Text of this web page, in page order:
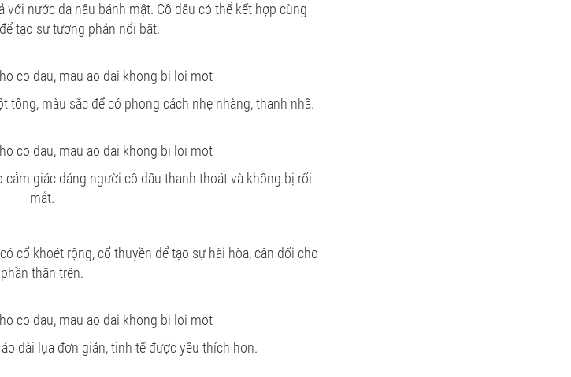
với nước da nâu bánh mật. Cô dâu có thể kết hợp cùng
tạo sự tương phản nổi bật.
tông, màu sắc để có phong cách nhẹ nhàng, thanh nhã.
giác dáng người cô dâu thanh thoát và không bị rối
mắt.
cổ khoét rộng, cổ thuyền để tạo sự hài hòa, cân đối cho
phần thân trên.
dài lụa đơn giản, tinh tế được yêu thích hơn.